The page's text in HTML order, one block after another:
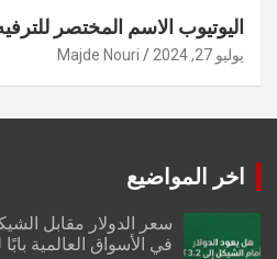
اليوتيوب الاسم المختصر
يوليو 27, 2024 Majde Nouri
اخر المواضيع
سعر الدولار مقابل
في الأسواق العالمية